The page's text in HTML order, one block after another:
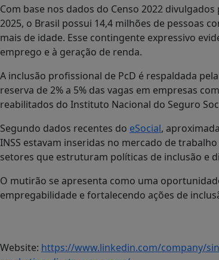
Com base nos dados do Censo 2022 divulgados
2025, o Brasil possui 14,4 milhões de pessoas
mais de idade. Esse contingente expressivo
emprego e à geração de renda.
A inclusão profissional de PcD é respaldada pela
reserva de 2% a 5% das vagas em empresas
reabilitados do Instituto Nacional do Seguro
Segundo dados recentes do eSocial,
INSS estavam inseridas no mercado de
setores que estruturam políticas de inclusão e
O mutirão se apresenta como uma
empregabilidade e fortalecendo ações de
Website: https://www.linkedin.com/company/